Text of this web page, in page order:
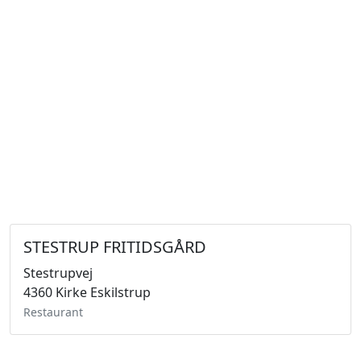
STESTRUP FRITIDSGÅRD
Stestrupvej
4360 Kirke Eskilstrup
Restaurant